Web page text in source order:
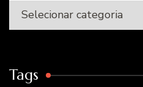
Categorias
Tags